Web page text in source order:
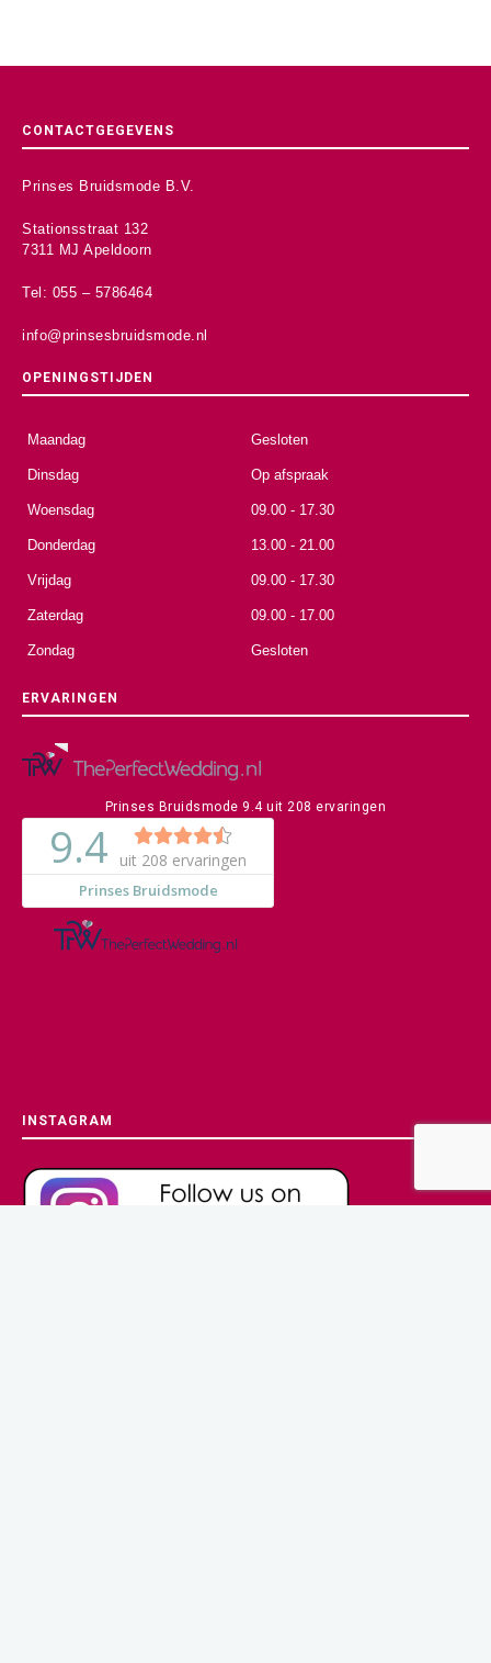
CONTACTGEGEVENS
Prinses Bruidsmode B.V.
Stationsstraat 132
7311 MJ Apeldoorn
Tel: 055 – 5786464
info@prinsesbruidsmode.nl
OPENINGSTIJDEN
Maandag Gesloten
Dinsdag Op afspraak
Woensdag 09.00 - 17.30
Donderdag 13.00 - 21.00
Vrijdag 09.00 - 17.30
Zaterdag 09.00 - 17.00
Zondag Gesloten
ERVARINGEN
Prinses Bruidsmode 9.4uit208 ervaringen
INSTAGRAM